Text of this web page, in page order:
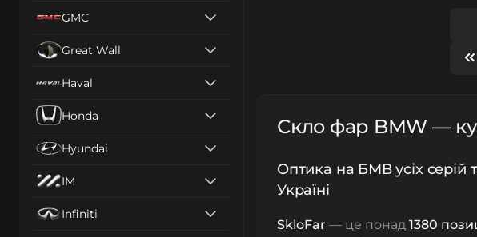
GMC
Great Wall
Haval
Honda
Hyundai
IM
Infiniti
Скло фар BMW —
Оптика на БМВ усіх серій
Україні
SkloFar — це понад 1380